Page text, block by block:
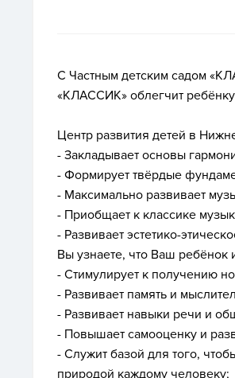
С Частным детским садом
«КЛАССИК» облегчит
Центр развития детей в
- Закладывает основы
- Формирует твёрдые
- Максимально развивает
- Приобщает к классике
- Развивает эстетико-
Вы узнаете, что Ваш ребёнок
- Стимулирует к получению
- Развивает память и
- Развивает навыки речи и
- Повышает самооценку и
- Служит базой для того,
природой каждому человеку;